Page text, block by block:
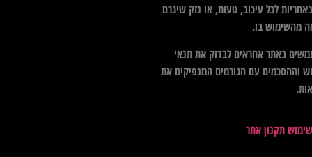
לכל עיכוב, טעות, או נזק שיגרם
מהשימוש בו.
באתר אחראים לבדוק את תנאי
וההסכמים עם הגורמים המנפיקים את
תקנון אתר